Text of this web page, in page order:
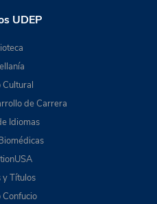
UDEP
Cultural
de Carrera
Idiomas
y Títulos
Confucio